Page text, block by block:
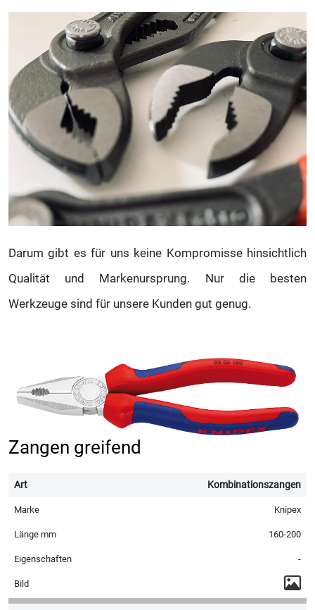
Darum gibt es für uns keine Kompromisse hinsichtlich
Qualität und Markenursprung. Nur die besten
Werkzeuge sind für unsere Kunden gut genug.
Zangen greifend
Kombinationszangen
Knipex
160-200
-